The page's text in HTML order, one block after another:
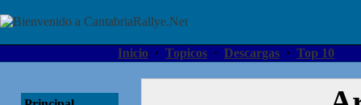
Inicio · Topicos · Descargas · Top 10